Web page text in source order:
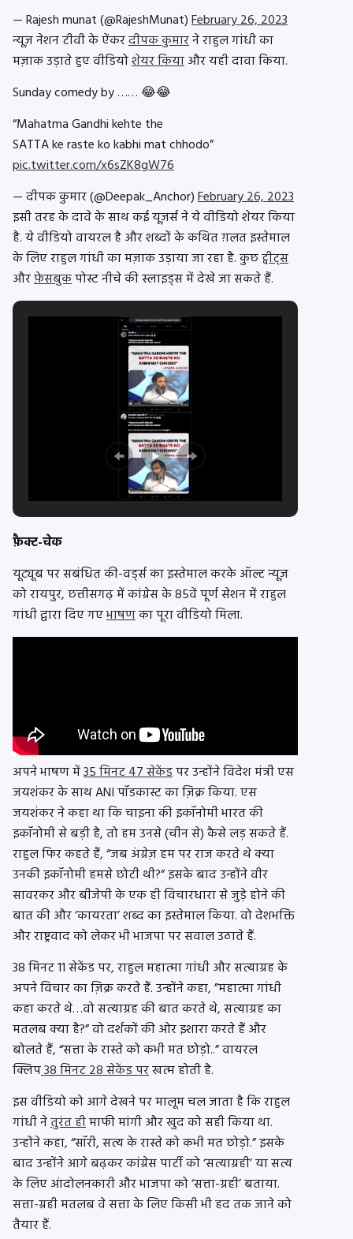
— Rajesh munat (@RajeshMunat)February 26, 2023
न्यूज़ नेशन टीवी के ऐंकरदीपक कुमारने राहुल गांधी का
मज़ाक उड़ाते हुए वीडियोशेयर कियाऔर यही दावा किया.
Sunday comedy by …… 😂😂
“Mahatma Gandhi kehte the
SATTA ke raste ko kabhi mat chhodo”
pic.twitter.com/x6sZK8gW76
— दीपक कुमार (@Deepak_Anchor)February 26, 2023
इसी तरह के दावे के साथ कई यूज़र्स ने ये वीडियो शेयर किया
है. ये वीडियो वायरल है और शब्दों के कथित ग़लत इस्तेमाल
के लिए राहुल गांधी का मज़ाक उड़ाया जा रहा है. कुछट्वीट्स
औरफ़ेसबुकपोस्ट नीचे की स्लाइड्स में देखे जा सकते हैं.
फ़ैक्ट-चेक
यूट्यूब पर सबंधित की-वर्ड्स का इस्तेमाल करके ऑल्ट न्यूज़
को रायपुर, छत्तीसगढ़ में कांग्रेस के 85वें पूर्ण सेशन में राहुल
गांधी द्वारा दिए गएभाषणका पूरा वीडियो मिला.
अपने भाषण में35 मिनट 47 सेकेंडपर उन्होंने विदेश मंत्री एस
जयशंकर के साथ ANI पॉडकास्ट का ज़िक्र किया. एस
जयशंकर ने कहा था कि चाइना की इकॉनोमी भारत की
इकॉनोमी से बड़ी है, तो हम उनसे (चीन से) कैसे लड़ सकते हैं.
राहुल फिर कहते हैं, “जब अंग्रेज़ हम पर राज करते थे क्या
उनकी इकॉनोमी हमसे छोटी थी?” इसके बाद उन्होंने वीर
सावरकर और बीजेपी के एक ही विचारधारा से जुड़े होने की
बात की और ‘कायरता’ शब्द का इस्तेमाल किया. वो देशभक्ति
और राष्ट्रवाद को लेकर भी भाजपा पर सवाल उठाते हैं.
38 मिनट 11 सेकेंड पर, राहुल महात्मा गांधी और सत्याग्रह के
अपने विचार का ज़िक्र करते हैं. उन्होंने कहा, ”महात्मा गांधी
कहा करते थे…वो सत्याग्रह की बात करते थे, सत्याग्रह का
मतलब क्या है?” वो दर्शकों की ओर इशारा करते हैं और
बोलते हैं, “सत्ता के रास्ते को कभी मत छोड़ो..” वायरल
क्लिप38 मिनट 28 सेकेंड परखत्म होती है.
इस वीडियो को आगे देखने पर मालूम चल जाता है कि राहुल
गांधी नेतुरंत हीमाफी मांगी और खुद को सही किया था.
उन्होंने कहा, “सॉरी, सत्य के रास्ते को कभी मत छोड़ो.” इसके
बाद उन्होंने आगे बढ़कर कांग्रेस पार्टी को ‘सत्याग्रही’ या सत्य
के लिए आंदोलनकारी और भाजपा को ‘सत्ता-ग्रही’ बताया.
सत्ता-ग्रही मतलब वे सत्ता के लिए किसी भी हद तक जाने को
तैयार हैं.